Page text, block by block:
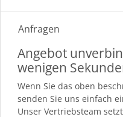
Anfragen
Angebot
wenigen
Wenn Sie das oben
senden Sie uns einfach
Unser Vertriebsteam